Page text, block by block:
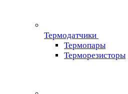
Термодатчики
Термопары
Терморезисторы